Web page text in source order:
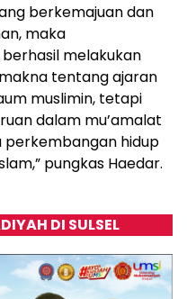
berkemajuan dan
maka
melakukan
tentang ajaran
muslimin, tetapi
dalam mu’amalat
perkembangan hidup
pungkas Haedar.
DI SULSEL